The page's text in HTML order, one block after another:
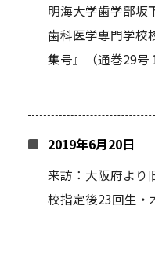
明海大学歯学部坂
歯科医学専門学校
集号』（通巻29号
2019年6月20日
来訪：大阪府より
校指定後23回生・